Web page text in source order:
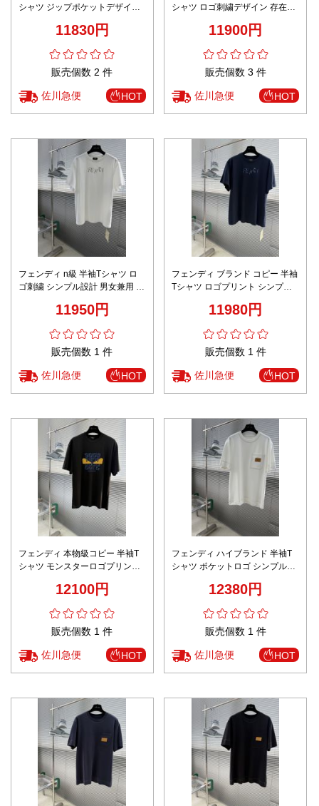
シャツ ジップポケットデザイン
11830円
販売個数 2 件
佐川急便 HOT
シャツ ロゴ刺繍デザイン 存在感
11900円
販売個数 3 件
佐川急便 HOT
フェンディ n級 半袖Tシャツ ロ
ゴ刺繍 シンプル設計 男女兼用 満
11950円
販売個数 1 件
佐川急便 HOT
フェンディ ブランド コピー 半袖
Tシャツ ロゴプリント シンプル
11980円
販売個数 1 件
佐川急便 HOT
フェンディ 本物級コピー 半袖T
シャツ モンスターロゴプリント
12100円
販売個数 1 件
佐川急便 HOT
フェンディ ハイブランド 半袖T
シャツ ポケットロゴ シンプル設
12380円
販売個数 1 件
佐川急便 HOT